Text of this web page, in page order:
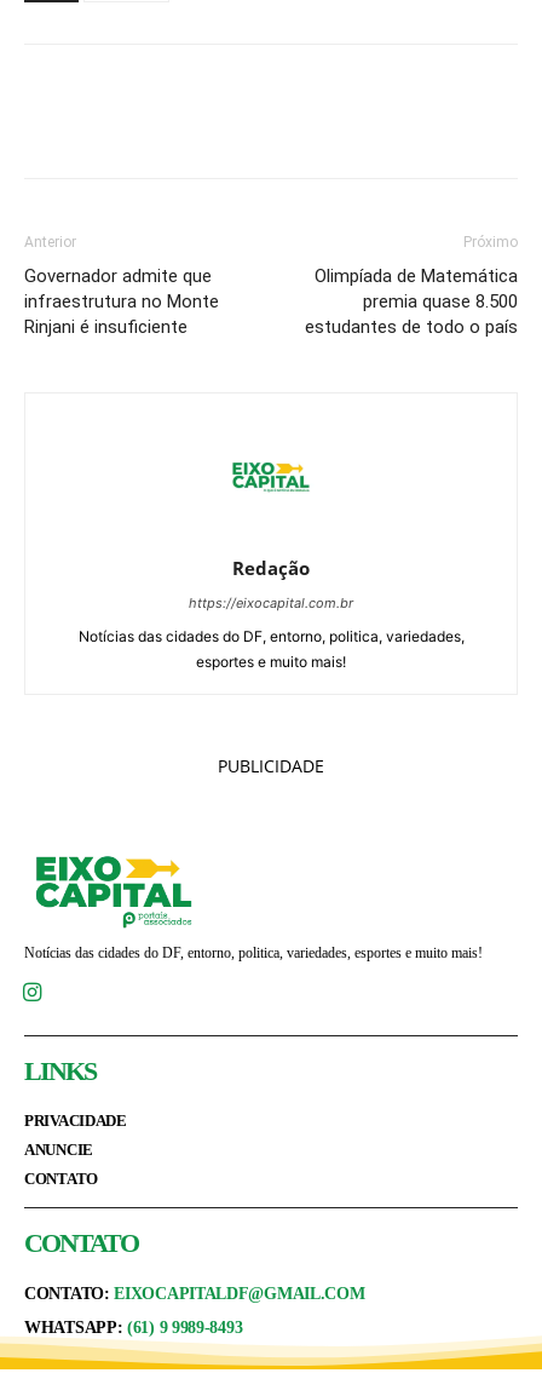
Anterior
Governador admite que
infraestrutura no Monte
Rinjani é insuficiente
Próximo
Olimpíada de Matemática
premia quase 8.500
estudantes de todo o país
Redação
https://eixocapital.com.br
Notícias das cidades do DF, entorno, politica, variedades,
esportes e muito mais!
PUBLICIDADE
Notícias das cidades do DF, entorno, politica, variedades, esportes e muito mais!
LINKS
PRIVACIDADE
ANUNCIE
CONTATO
CONTATO
CONTATO:EIXOCAPITALDF@GMAIL.COM
WHATSAPP: (61) 9 9989-8493